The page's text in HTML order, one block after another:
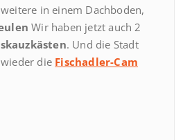
in einem Dachboden,
Wir haben jetzt auch 2
. Und die Stadt
die Fischadler-Cam